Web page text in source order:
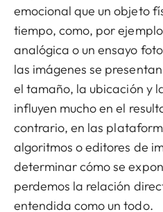
emocional que un objeto
tiempo, como, por
analógica o un ensayo
las imágenes se
el tamaño, la ubicación y
influyen mucho en el
contrario, en las
algoritmos o editores de
determinar cómo se
perdemos la relación
entendida como un todo.